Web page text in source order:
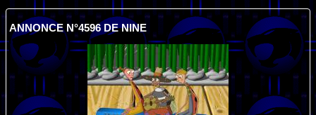
ANNONCE N°4596 DE NINE